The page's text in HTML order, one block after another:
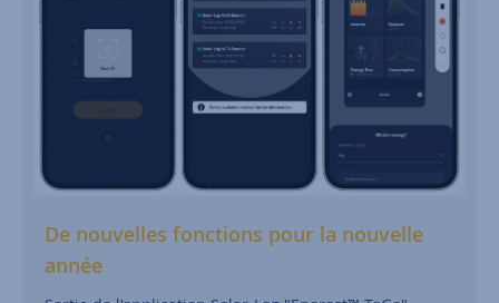
De nouvelles fonctions pour la nouvelle
année